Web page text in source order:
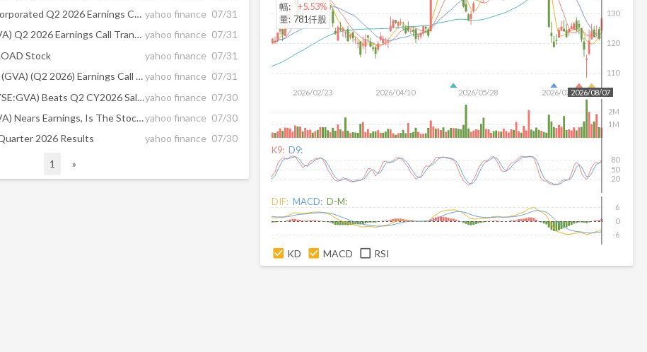
Granite Construction Incorporated Q2 2026 Earnings Call Summary yahoo finance 07/31
Granite Construction (GVA) Q2 2026 Earnings Call Transcript yahoo finance 07/31
Stock
yahoo finance 07/31
Granite Construction Inc (GVA) (Q2 2026) Earnings Call Highlights: Record Backlog and Data ...yahoo finance 07/31
Granite Construction (NYSE:GVA) Beats Q2 CY2026 Sales Expectations, Guides for Strong Full-Year Salesyahoo finance 07/30
Granite Construction (GVA) Nears Earnings, Is The Stock Cheap After The Pullback?yahoo finance 07/30
2026 Results
yahoo finance 07/30
1 »
2026/02/23 2026/04/10 2026/05/28 2026/07/16
110
120
130
2026/08/07
1M
2M
幅:
+5.53%
量: 781仟股
K9: D9:
20
50
80
DIF: MACD: D-M:
-6
0
6
KD MACD RSI